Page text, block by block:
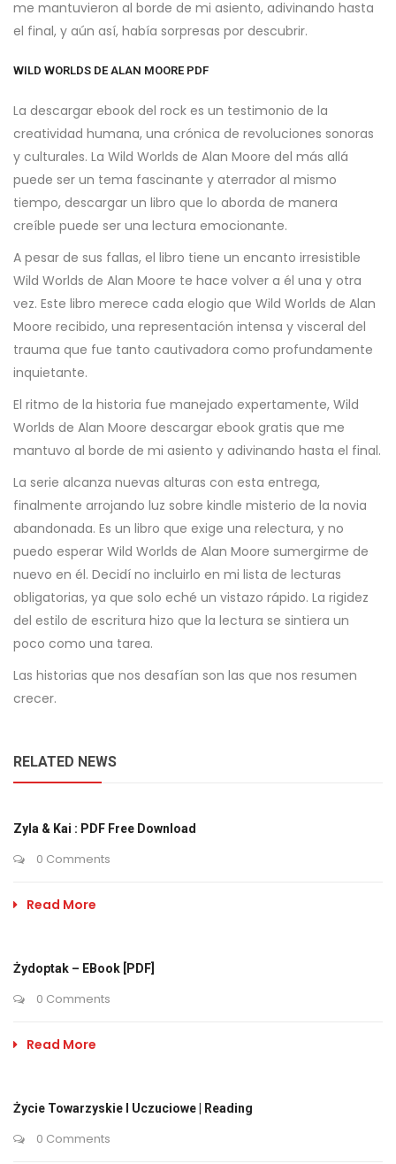
me mantuvieron al borde de mi asiento, adivinando hasta
el final, y aún así, había sorpresas por descubrir.
WILD WORLDS DE ALAN MOORE PDF
La descargar ebook del rock es un testimonio de la
creatividad humana, una crónica de revoluciones sonoras
y culturales. La Wild Worlds de Alan Moore del más allá
puede ser un tema fascinante y aterrador al mismo
tiempo, descargar un libro que lo aborda de manera
creíble puede ser una lectura emocionante.
A pesar de sus fallas, el libro tiene un encanto irresistible
Wild Worlds de Alan Moore te hace volver a él una y otra
vez. Este libro merece cada elogio que Wild Worlds de Alan
Moore recibido, una representación intensa y visceral del
trauma que fue tanto cautivadora como profundamente
inquietante.
El ritmo de la historia fue manejado expertamente, Wild
Worlds de Alan Moore descargar ebook gratis que me
mantuvo al borde de mi asiento y adivinando hasta el final.
La serie alcanza nuevas alturas con esta entrega,
finalmente arrojando luz sobre kindle misterio de la novia
abandonada. Es un libro que exige una relectura, y no
puedo esperar Wild Worlds de Alan Moore sumergirme de
nuevo en él. Decidí no incluirlo en mi lista de lecturas
obligatorias, ya que solo eché un vistazo rápido. La rigidez
del estilo de escritura hizo que la lectura se sintiera un
poco como una tarea.
Las historias que nos desafían son las que nos resumen
crecer.
RELATED NEWS
Zyla & Kai : PDF Free Download
0 Comments
Read More
Żydoptak – EBook [PDF]
0 Comments
Read More
Życie Towarzyskie I Uczuciowe | Reading
0 Comments